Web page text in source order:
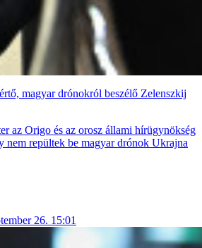
magyar drónokról beszélő Zelenszkij
az Origo és az orosz állami hírügynökség
nem repültek be magyar drónok Ukrajna
26. 15:01